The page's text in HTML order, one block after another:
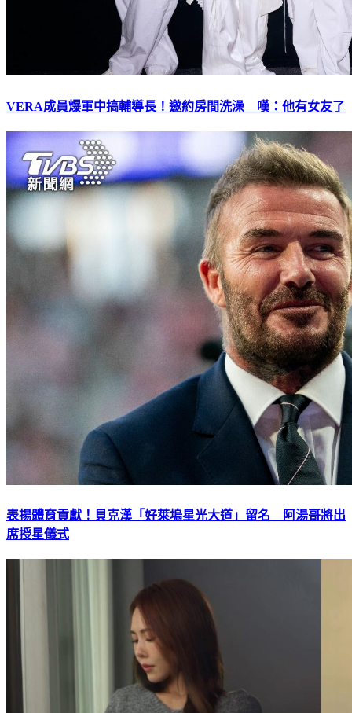
VERA成員爆軍中搞輔導長！邀約房間洗澡 嘆：他有女友了
表揚體育貢獻！貝克漢「好萊塢星光大道」留名 阿湯哥將出
席授星儀式